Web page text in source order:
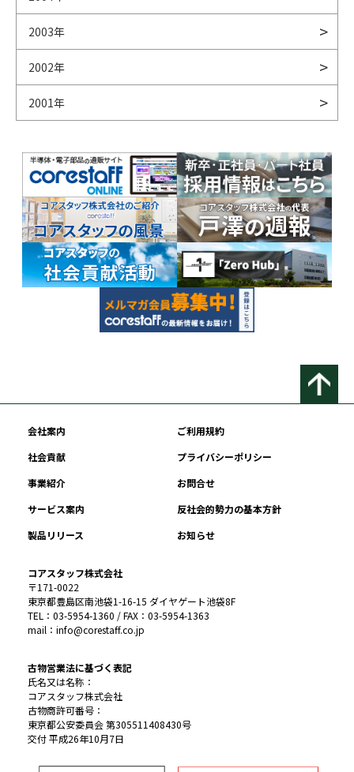
2003年
2002年
2001年
会社案内
ご利用規約
社会貢献
プライバシーポリシー
事業紹介
お問合せ
サービス案内
反社会的勢力の基本方針
製品リリース
お知らせ
コアスタッフ株式会社
〒171-0022
東京都豊島区南池袋1-16-15 ダイヤゲート池袋8F
TEL：03-5954-1360 / FAX：03-5954-1363
mail：info@corestaff.co.jp
古物営業法に基づく表記
氏名又は名称：
コアスタッフ株式会社
古物商許可番号：
東京都公安委員会 第305511408430号
交付 平成26年10月7日